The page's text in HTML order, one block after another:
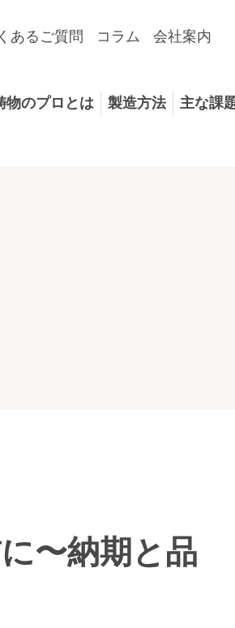
物のプロとは 製造方法 主な課
あるご質問 コラム 会社案内
〜納期と品